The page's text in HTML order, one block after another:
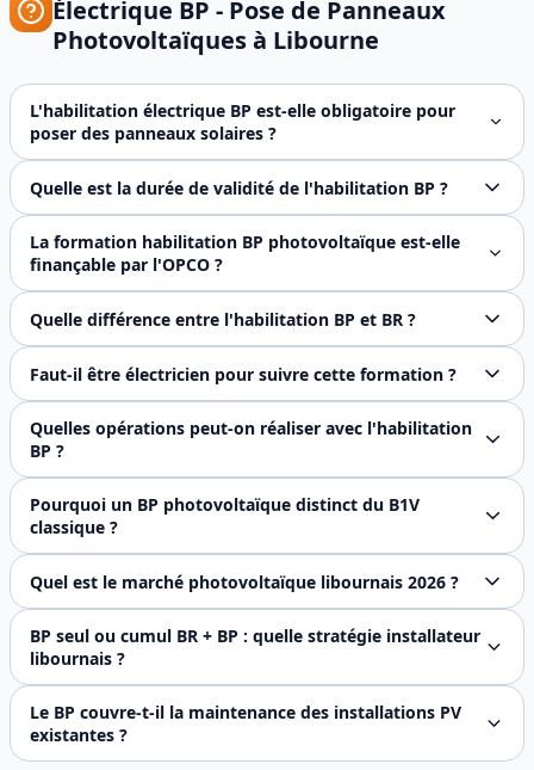
Électrique BP - Pose de Panneaux
Photovoltaïquesà Libourne
L'habilitation électrique BP est-elle obligatoire pour
poser des panneaux solaires ?
Oui, l'habilitation BP est obligatoire pour tout
Quelle est la durée de validité de l'habilitation BP ?
L'habilitation électrique BP est valable 3 ans. Un
La formation habilitation BP photovoltaïque est-elle
finançable par l'OPCO ?
Oui, FJ Prévention est certifié Qualiopi, ce qui garantit
Quelle différence entre l'habilitation BP et BR ?
L'habilitation BP est spécifiquement conçue pour les
Faut-il être électricien pour suivre cette formation ?
Non, la formation habilitation BP s'adresse au personnel
Quelles opérations peut-on réaliser avec l'habilitation
BP ?
L'habilitation BP autorise la pose de modules
Pourquoi un BP photovoltaïque distinct du B1V
classique ?
Les installations **photovoltaïques** présentent trois
Quel est le marché photovoltaïque libournais 2026 ?
Marché PV libournais en forte croissance portée par
BP seul ou cumul BR + BP : quelle stratégie installateur
libournais ?
Dépend du profil. **BP seul (2 jours, 420 € HT)**
Le BP couvre-t-il la maintenance des installations PV
existantes ?